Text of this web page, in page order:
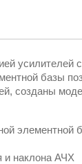
усилителей
базы
созданы
элементной
и наклона АЧХ